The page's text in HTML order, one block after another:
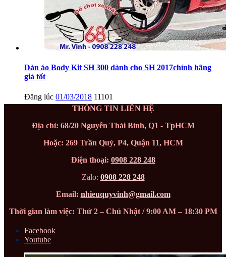
Dàn áo Body Kit SH 300 dành cho SH 2017chính hãng
giá tốt
Đăng lúc 01/03/2018 11101
THÔNG TIN LIÊN HỆ
Địa chỉ: 68/20 Nguyễn Thái Bình, Q1 - TpHCM
Hoặc: 269 Trần Quý, P4, Quận 11, HCM
Điện thoại: 0908 228 248
Zalo: 0908 228 248
Email: nhieuquyvinh@gmail.com
Thời gian làm việc: Thứ 2 – Chủ Nhật / 9:00 AM – 18:30 PM
Facebook
Youtube